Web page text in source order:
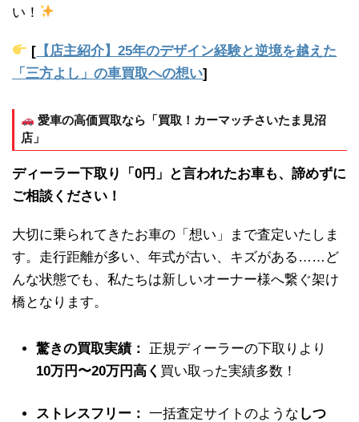
い！
[ 【店主紹介】25年のデザイン経験と逆境を越えた
「三方よし」の車買取への想い]
愛車の高価買取なら「買取！カーマッチさいたま見沼
店」
ディーラー下取り「0円」と言われたお車も、諦めずに
ご相談ください！
大切に乗られてきたお車の「想い」まで査定いたしま
す。走行距離が多い、年式が古い、キズがある……ど
んな状態でも、私たちは新しいオーナー様へ繋ぐ架け
橋となります。
驚きの買取実績：
正規ディーラーの下取りより
10万円〜20万円高く 買い取った実績多数！
ストレスフリー： 一括査定サイトのような しつ